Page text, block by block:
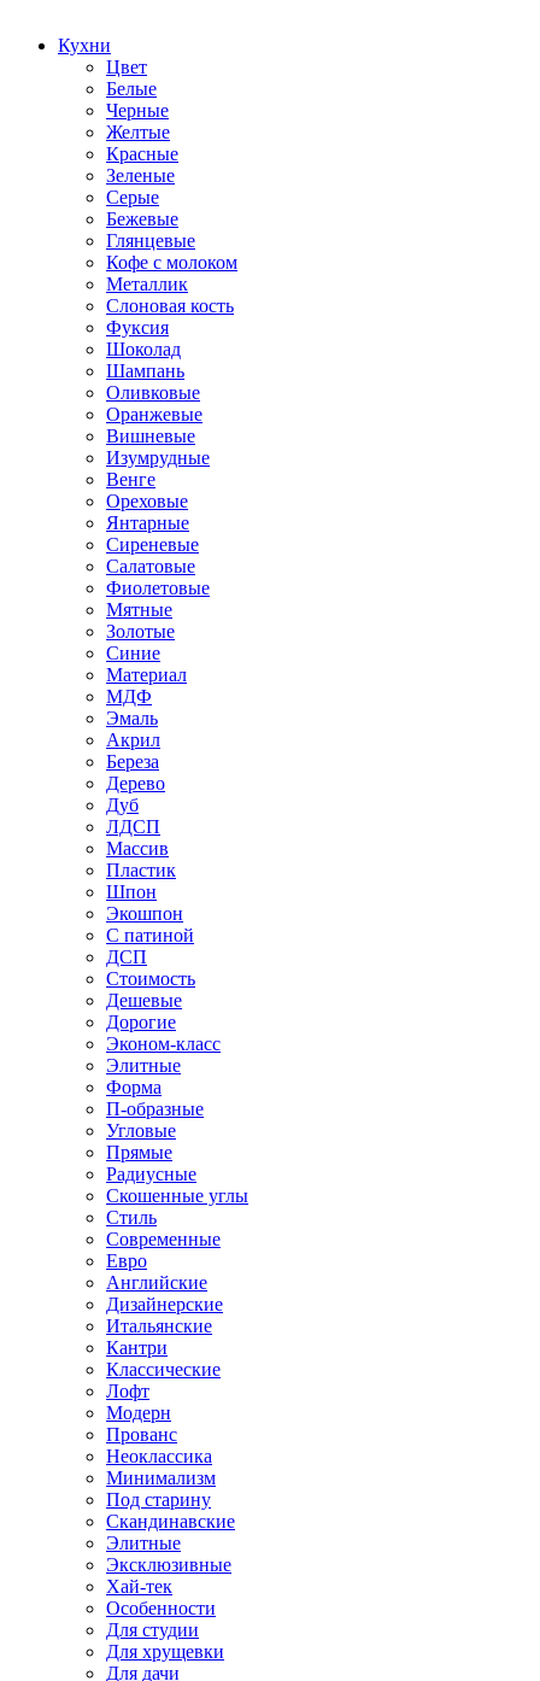
Кухни
Цвет
Белые
Черные
Желтые
Красные
Зеленые
Серые
Бежевые
Глянцевые
Кофе с молоком
Металлик
Слоновая кость
Фуксия
Шоколад
Шампань
Оливковые
Оранжевые
Вишневые
Изумрудные
Венге
Ореховые
Янтарные
Сиреневые
Салатовые
Фиолетовые
Мятные
Золотые
Синие
Материал
МДФ
Эмаль
Акрил
Береза
Дерево
Дуб
ЛДСП
Массив
Пластик
Шпон
Экошпон
С патиной
ДСП
Стоимость
Дешевые
Дорогие
Эконом-класс
Элитные
Форма
П-образные
Угловые
Прямые
Радиусные
Скошенные углы
Стиль
Современные
Евро
Английские
Дизайнерские
Итальянские
Кантри
Классические
Лофт
Модерн
Прованс
Неоклассика
Минимализм
Под старину
Скандинавские
Элитные
Эксклюзивные
Хай-тек
Особенности
Для студии
Для хрущевки
Для дачи